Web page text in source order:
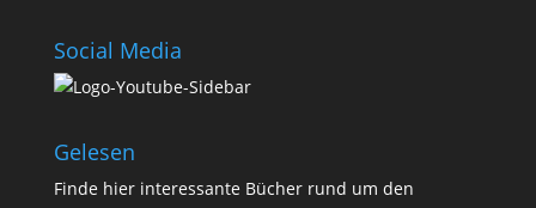
Social Media
Gelesen
Finde hierinteressante Bücher rund um den